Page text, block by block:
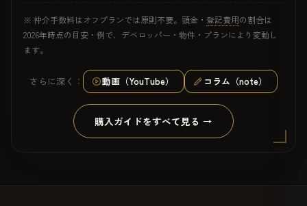
※ 仲介手数料はオフプランでは原則不要。頭金・ 登記費用の割合は
2026年時点の目安・例で、デベロッパー・物件・プランにより変動し
ます。
さらに深く： 動画（YouTube） コラム（note）
購入ガイドをすべて見る →